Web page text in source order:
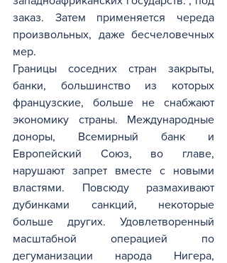
заказ. Затем применяется череда
произвольных, даже бесчеловечных
мер.
Границы соседних стран закрыты,
банки, большинство из которых
французские, больше не снабжают
экономику страны. Международные
доноры, Всемирный банк и
Европейский Союз, во главе,
нарушают запрет вместе с новыми
властями. Повсюду размахивают
дубинками санкций, некоторые
больше других. Удовлетворенный
масштабной операцией по
дегуманизации народа Нигера,